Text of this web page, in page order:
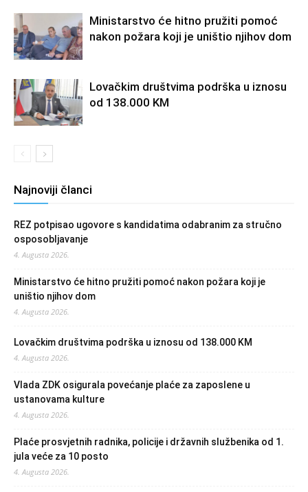
Ministarstvo će hitno pružiti pomoć
nakon požara koji je uništio njihov dom
Lovačkim društvima podrška u iznosu
od 138.000 KM
Najnoviji članci
REZ potpisao ugovore s kandidatima odabranim za stručno
osposobljavanje
4. Augusta 2026.
Ministarstvo će hitno pružiti pomoć nakon požara koji je
uništio njihov dom
4. Augusta 2026.
Lovačkim društvima podrška u iznosu od 138.000 KM
4. Augusta 2026.
Vlada ZDK osigurala povećanje plaće za zaposlene u
ustanovama kulture
4. Augusta 2026.
Plaće prosvjetnih radnika, policije i državnih službenika od 1.
jula veće za 10 posto
4. Augusta 2026.